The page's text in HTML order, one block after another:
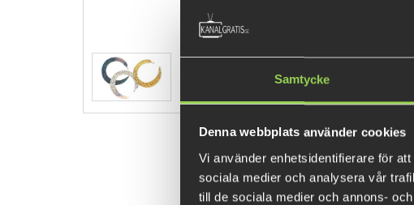
Samtycke
Denna webbplats använder cookies
Vi använder enhetsidentifierare för
sociala medier och analysera vår
till de sociala medier och annons-